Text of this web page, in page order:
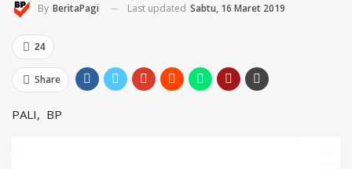
By BeritaPagi Last updated Sabtu, 16 Maret 2019
24
Share
PALI, BP